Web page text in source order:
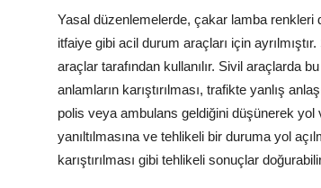
Yasal düzenlemelerde, çakar lamba renkleri
itfaiye gibi acil durum araçları için
araçlar tarafından kullanılır. Sivil araçlarda
anlamların karıştırılması, trafikte yanlış
polis veya ambulans geldiğini düşünerek yol
yanıltılmasına ve tehlikeli bir duruma yol
karıştırılması gibi tehlikeli sonuçlar